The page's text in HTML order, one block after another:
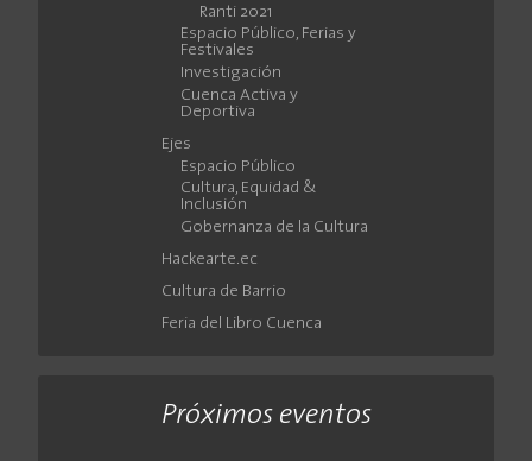
Ranti 2021
Espacio Público, Ferias y
Festivales
Investigación
Cuenca Activa y
Deportiva
Ejes
Espacio Público
Cultura, Equidad &
Inclusión
Gobernanza de la Cultura
Hackearte.ec
Cultura de Barrio
Feria del Libro Cuenca
Próximos eventos